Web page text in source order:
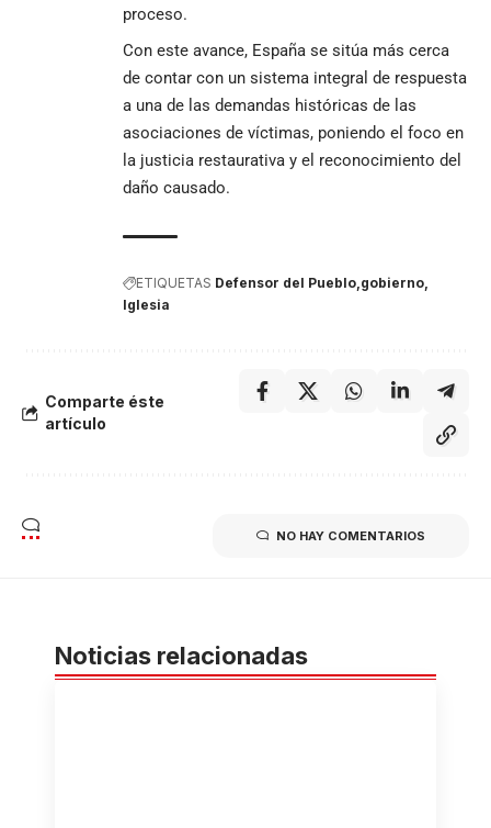
proceso.
Con este avance, España se sitúa más cerca
de contar con un sistema integral de respuesta
a una de las demandas históricas de las
asociaciones de víctimas, poniendo el foco en
la justicia restaurativa y el reconocimiento del
daño causado.
ETIQUETAS Defensor del Pueblo gobierno
Iglesia
Comparte éste
artículo
NO HAY COMENTARIOS
Noticias relacionadas